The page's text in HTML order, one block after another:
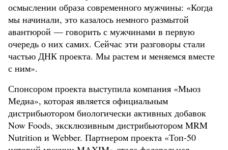
осмыслении образа современного мужчины: «Когда
мы начинали, это казалось немного размытой
авантюрой — говорить с мужчинами в первую
очередь о них самих. Сейчас эти разговоры стали
частью ДНК проекта. Мы растем и меняемся вместе
с ним».
Спонсором проекта выступила компания «Мьюз
Медиа», которая является официальным
дистрибьютором биологически активных добавок
Now Foods, эксклюзивным дистрибьютором MRM
Nutrition и Webber. Партнером проекта «Топ-50